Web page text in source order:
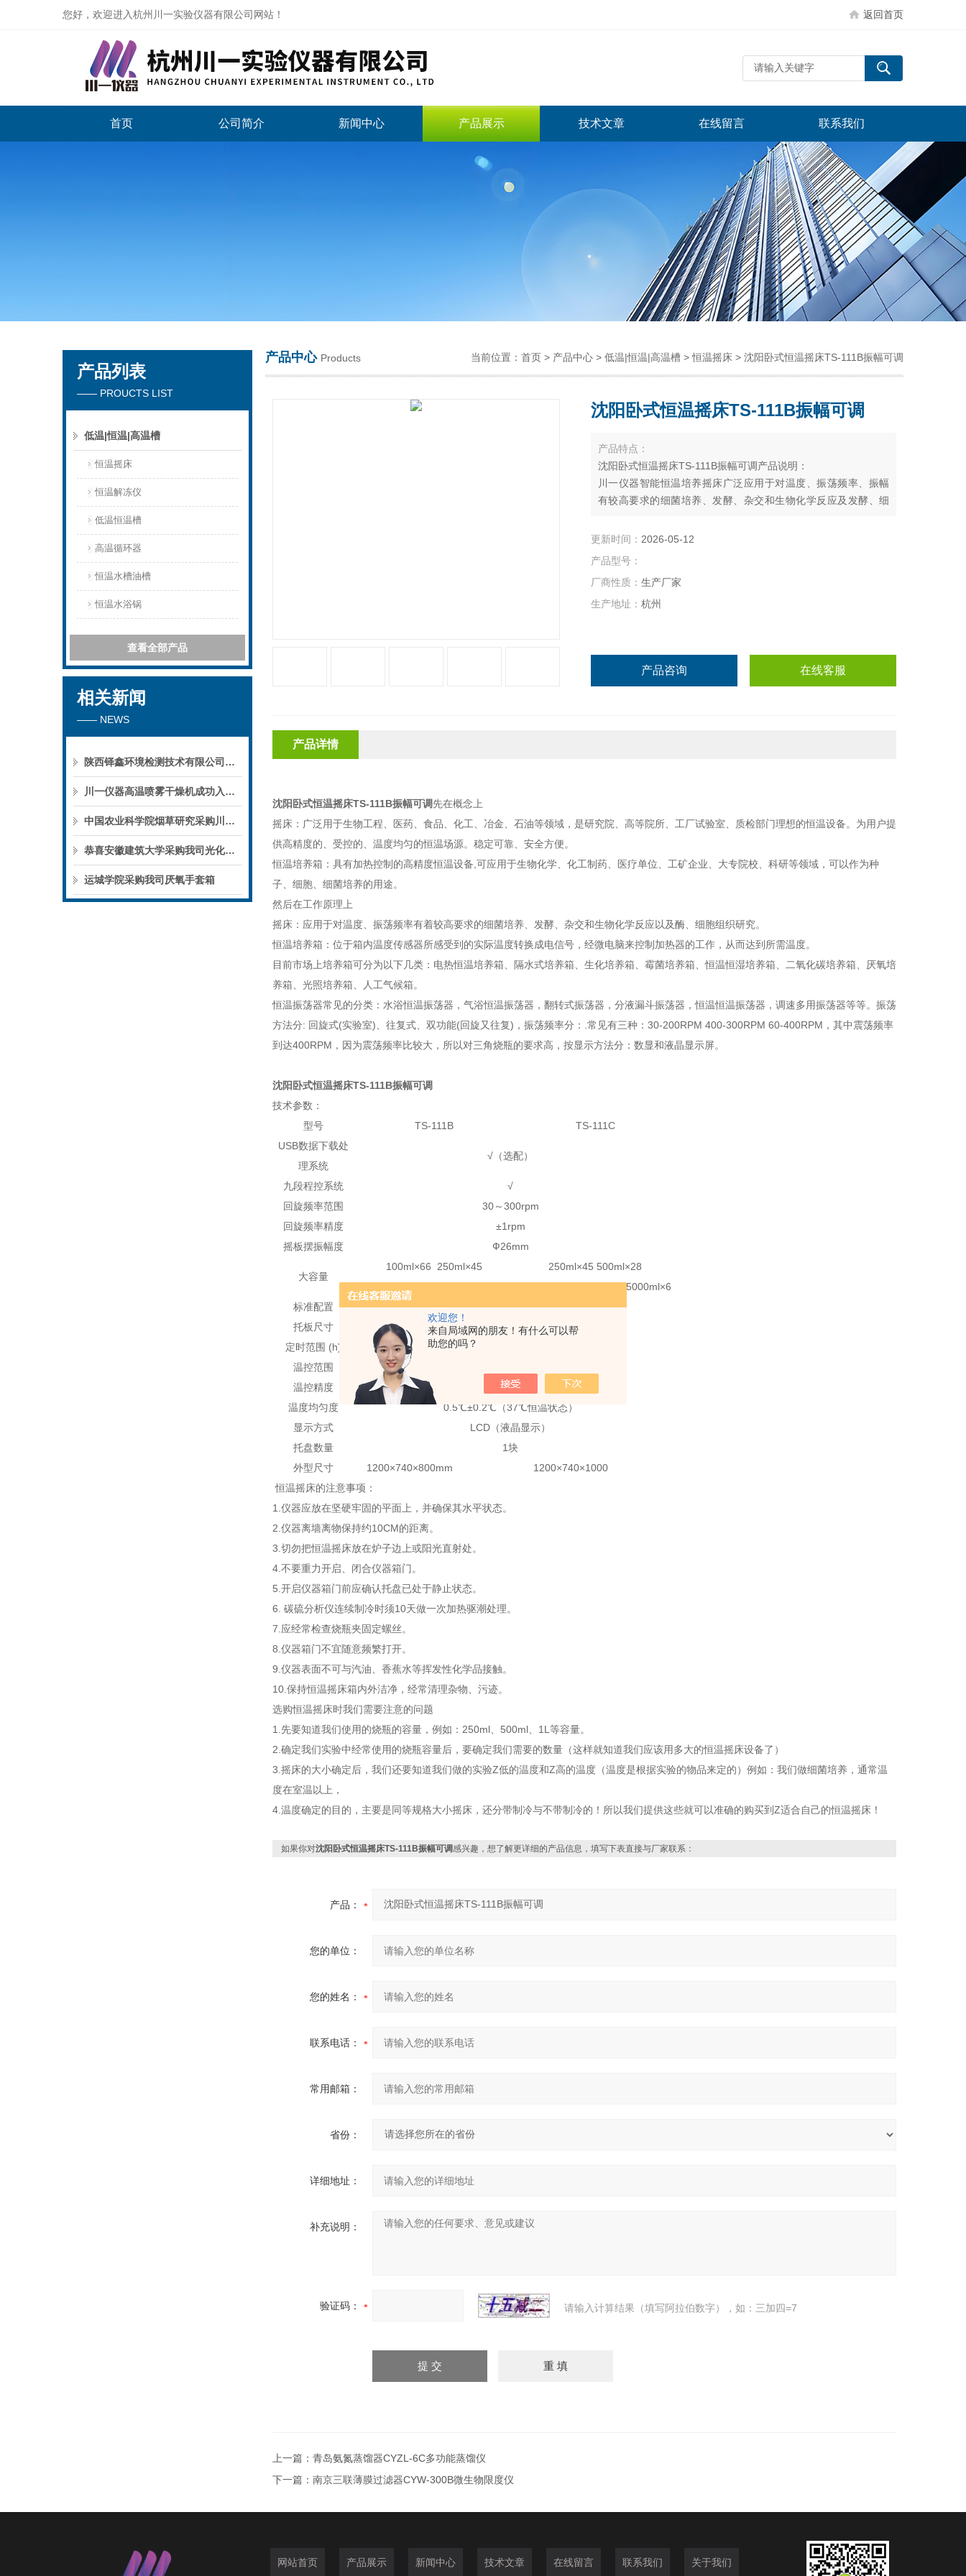
欢迎您！
来自局域网的朋友！有什么可以帮
助您的吗？
您好，欢迎进入杭州川一实验仪器有限公司网站！ 返回首页
杭州川一实验仪器有限公司
首页 公司简介 新闻中心 产品展示 技术文章 在线留言 联系我们
产品列表
—— PROUCTS LIST
低温|恒温|高温槽
恒温摇床
恒温解冻仪
低温恒温槽
高温循环器
恒温水槽油槽
恒温水浴锅
查看全部产品
相关新闻
—— NEWS
陕西铎鑫环境检测技术有限公司采购我司全自动液液萃取仪
川一仪器高温喷雾干燥机成功入驻鄱阳职业学院，助力职业教育实训平台升级
中国农业科学院烟草研究采购川一仪器喷雾干燥机
恭喜安徽建筑大学采购我司光化学反应仪
运城学院采购我司厌氧手套箱
产品中心 Products 当前位置： 首页 > 产品中心 > 低温|恒温|高温槽 >恒温摇床 > 沈阳卧式恒温摇床TS-111B振幅可调
沈阳卧式恒温摇床TS-111B振幅可调
产品特点：
沈阳卧式恒温摇床TS-111B振幅可调产品说明：
川一仪器智能恒温培养摇床广泛应用于对温度、振荡频率、振幅
有较高要求的细菌培养、发酵、杂交和生物化学反应及发酵、细
更新时间： 2026-05-12
产品型号：
厂商性质： 生产厂家
生产地址： 杭州
产品咨询 在线客服
产品详情
沈阳卧式恒温摇床TS-111B振幅可调先在概念上
摇床：广泛用于生物工程、医药、食品、化工、冶金、石油等领域，是研究院、高等院所、工厂试验室、质检部门理想的恒温设备。为用户提
供高精度的、受控的、温度均匀的恒温场源。稳定可靠、安全方便。
恒温培养箱：具有加热控制的高精度恒温设备,可应用于生物化学、化工制药、医疗单位、工矿企业、大专院校、科研等领域，可以作为种
子、细胞、细菌培养的用途。
然后在工作原理上
摇床：应用于对温度、振荡频率有着较高要求的细菌培养、发酵、杂交和生物化学反应以及酶、细胞组织研究。
恒温培养箱：位于箱内温度传感器所感受到的实际温度转换成电信号，经微电脑来控制加热器的工作，从而达到所需温度。
目前市场上培养箱可分为以下几类：电热恒温培养箱、隔水式培养箱、生化培养箱、霉菌培养箱、恒温恒湿培养箱、二氧化碳培养箱、厌氧培
养箱、光照培养箱、人工气候箱。
恒温振荡器常见的分类：水浴恒温振荡器，气浴恒温振荡器，翻转式振荡器，分液漏斗振荡器，恒温恒温振荡器，调速多用振荡器等等。振荡
方法分: 回旋式(实验室)、往复式、双功能(回旋又往复)，振荡频率分：.常见有三种：30-200RPM 400-300RPM 60-400RPM，其中震荡频率
到达400RPM，因为震荡频率比较大，所以对三角烧瓶的要求高，按显示方法分：数显和液晶显示屏。
沈阳卧式恒温摇床TS-111B振幅可调
技术参数：
型号
TS-111B
TS-111C
USB数据下载处
理系统
√（选配）
九段程控系统
√
回旋频率范围
30～300rpm
回旋频率精度
±1rpm
摇板摆振幅度
Ф26mm
大容量
100ml×66 250ml×45
250ml×45 500ml×28
1000ml×18 2000ml×11 5000ml×6
标准配置
500ml×28
2000ml×8
托板尺寸
920×510mm
定时范围 (h)
温控范围
温控精度
±0.1℃
温度均匀度
0.5℃±0.2℃（37℃恒温状态）
显示方式
LCD（液晶显示）
托盘数量
1块
外型尺寸
1200×740×800mm
1200×740×1000
恒温摇床的注意事项：
1.仪器应放在坚硬牢固的平面上，并确保其水平状态。
2.仪器离墙离物保持约10CM的距离。
3.切勿把恒温摇床放在炉子边上或阳光直射处。
4.不要重力开启、闭合仪器箱门。
5.开启仪器箱门前应确认托盘已处于静止状态。
6. 碳硫分析仪连续制冷时须10天做一次加热驱潮处理。
7.应经常检查烧瓶夹固定螺丝。
8.仪器箱门不宜随意频繁打开。
9.仪器表面不可与汽油、香蕉水等挥发性化学品接触。
10.保持恒温摇床箱内外洁净，经常清理杂物、污迹。
​​选购恒温摇床时我们需要注意的问题
1.先要知道我们使用的烧瓶的容量，例如：250ml、500ml、1L等容量。
2.确定我们实验中经常使用的烧瓶容量后，要确定我们需要的数量（这样就知道我们应该用多大的恒温摇床设备了）
3.摇床的大小确定后，我们还要知道我们做的实验Z低的温度和Z高的温度（温度是根据实验的物品来定的）例如：我们做细菌培养，通常温
度在室温以上，
4.温度确定的目的，主要是同等规格大小摇床，还分带制冷与不带制冷的！所以我们提供这些就可以准确的购买到Z适合自己的恒温摇床！
如果你对沈阳卧式恒温摇床TS-111B振幅可调感兴趣，想了解更详细的产品信息，填写下表直接与厂家联系：
产品：
您的单位：
您的姓名：
联系电话：
常用邮箱：
省份：
详细地址：
补充说明：
验证码： 请输入计算结果（填写阿拉伯数字），如：三加四=7
上一篇： 青岛氨氮蒸馏器CYZL-6C多功能蒸馏仪
下一篇： 南京三联薄膜过滤器CYW-300B微生物限度仪
网站首页 产品展示 新闻中心 技术文章 在线留言 联系我们 关于我们